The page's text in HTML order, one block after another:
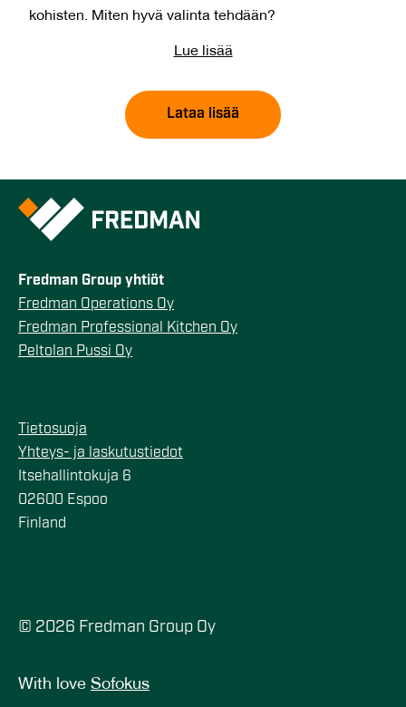
kohisten. Miten hyvä valinta tehdään?
Lue lisää
Lataa lisää
Fredman Group yhtiöt
Fredman Operations Oy
Fredman Professional Kitchen Oy
Peltolan Pussi Oy
Tietosuoja
Yhteys- ja laskutustiedot
Itsehallintokuja 6
02600 Espoo
Finland
© 2026 Fredman Group Oy
With love Sofokus